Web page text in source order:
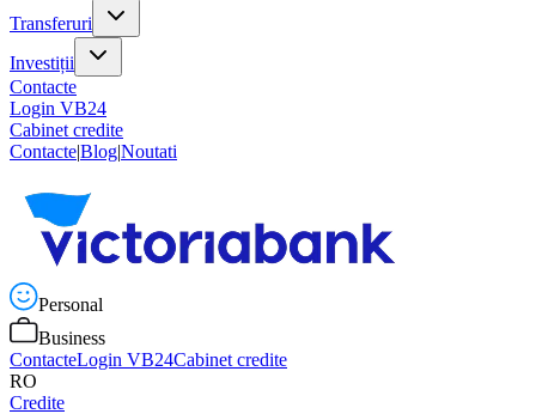
Transferuri
Investiții
Contacte
Login VB24
Cabinet credite
Contacte|Blog|Noutati
Personal
Business
ContacteLogin VB24Cabinet credite
RO
Credite